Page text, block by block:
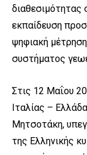
εκπαίδευση
ψηφιακή
συστήματος
Στις 12 Μαΐου
Ιταλίας –
Μητσοτάκη,
της Ελληνικής